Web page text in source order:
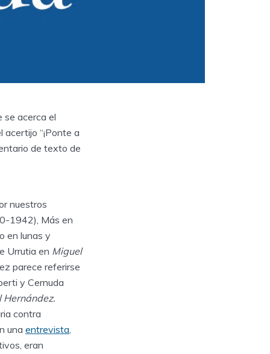
se acerca el
“¡Ponte a
de texto de
nuestros
1942), Más en
en lunas y
Urrutia en Miguel
parece referirse
y Cernuda
Hernández.
contra
una entrevista,
eran